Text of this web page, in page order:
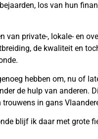
los van hun
van private-, lokale- en
de kwaliteit en
hebben om, nu of
de hulp van anderen.
in gans
blijf ik daar met grote